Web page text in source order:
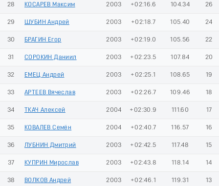
28 КОСАРЕВ Максим 2003 +02:16.6 104.34 26
29 ШУБИН Андрей 2003 +02:18.7 105.40 24
30 БРАГИН Егор 2003 +02:19.0 105.56 22
31 СОРОКИН Даниил 2003 +02:23.5 107.84 20
32 ЕМЕЦ Андрей 2003 +02:25.1 108.65 19
33 АРТЕЕВ Вячеслав 2003 +02:26.7 109.46 18
34 ТКАЧ Алексей 2004 +02:30.9 111.60 17
35 КОВАЛЕВ Семён 2004 +02:40.7 116.57 16
36 ЛУБНИН Дмитрий 2003 +02:42.5 117.48 15
37 КУПРИН Мирослав 2003 +02:43.8 118.14 14
38 ВОЛКОВ Андрей 2003 +02:46.1 119.31 13